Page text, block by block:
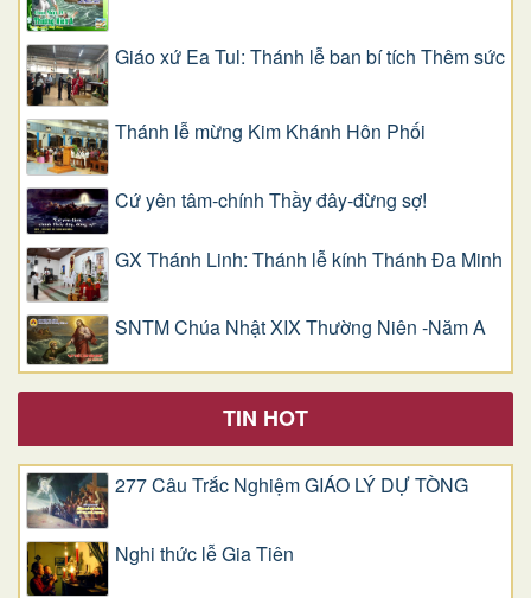
Giáo xứ Ea Tul: Thánh lễ ban bí tích Thêm sức
Thánh lễ mừng Kim Khánh Hôn Phối
Cứ yên tâm-chính Thầy đây-đừng sợ!
GX Thánh Linh: Thánh lễ kính Thánh Đa Minh
SNTM Chúa Nhật XIX Thường Niên -Năm A
TIN HOT
277 Câu Trắc Nghiệm GIÁO LÝ DỰ TÒNG
Nghi thức lễ Gia Tiên